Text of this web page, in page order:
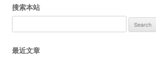
搜索本站
for:
最近文章